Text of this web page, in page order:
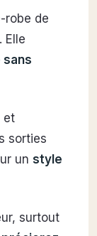
robe de
Elle
sans
et
sorties
un style
surtout